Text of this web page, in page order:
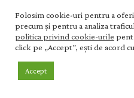
Folosim cookie-uri pentru a
precum și pentru a analiza
politica privind cookie-urile
click pe „Accept”, ești de acord
Accept